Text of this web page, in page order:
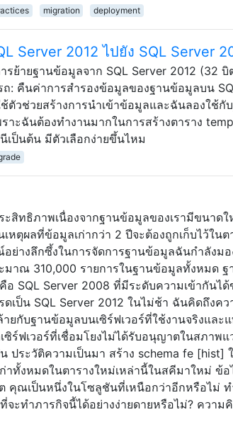
migration deployment
Server 2012 ไปยัง SQL Server
ย้ายฐานข้อมูลจาก SQL Server 2012 (32 บิ
: คืนค่าการสำรองข้อมูลของฐานข้อมูลบน
วช่วยสร้างการนำเข้าข้อมูลและฉันลองใช้กั
าะฉันต้องทำงานมากในการสร้างตาราง
เป็นต้น มีตัวเลือกง่ายขึ้นไหม
สิทธิภาพเนื่องจากฐานข้อมูลของเรามีขนาด
หตุผลที่ข้อมูลเก่ากว่า 2 ปีจะต้องถูกเก็บไว้ใน
ย่างลึกซึ้งในการจัดการฐานข้อมูลฉันกำลังม
มาณ 310,000 รายการในฐานข้อมูลทั้งหมด
อ SQL Server 2008 ที่มีระดับความเข้ากันไ
ดเป็น SQL Server 2012 ในไม่ช้า ฉันคิดถึงคว
กับฐานข้อมูลบนเซิร์ฟเวอร์ที่ใช้งานจริงและ
ร์ฟเวอร์ที่เชื่อมโยงไม่ได้รับอนุญาตในสภาพแ
ประวัติความเป็นมา สร้าง schema fe [hist]
ทั้งหมดในตารางใหม่เหล่านี้ในสคีมาใหม่ ข้อ
คุณเป็นหนึ่งในโซลูชันที่เหนือกว่าอีกหรือไม่
จะทำภารกิจนี้ได้อย่างง่ายดายหรือไม่? ความ